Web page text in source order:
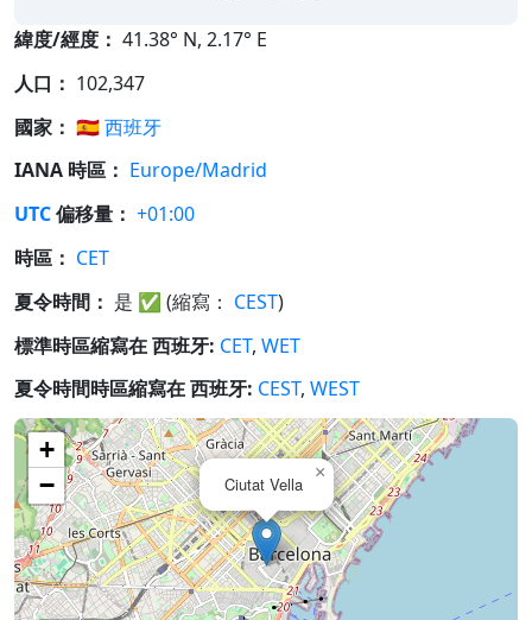
緯度/經度： 41.38° N, 2.17° E
人口： 102,347
國家： 🇪🇸西班牙
IANA 時區： Europe/Madrid
UTC偏移量： +01:00
時區： CET
夏令時間： 是 ✅ (縮寫： CEST)
標準時區縮寫在 西班牙: CET, WET
夏令時間時區縮寫在 西班牙: CEST, WEST
Ciutat Vella
×
+
−